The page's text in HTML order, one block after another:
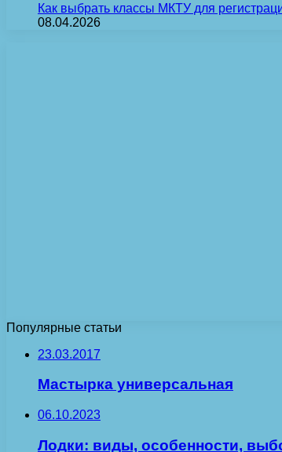
Как выбрать классы МКТУ для
08.04.2026
Популярные статьи
23.03.2017
Мастырка универсальная
06.10.2023
Лодки: виды, особенности,